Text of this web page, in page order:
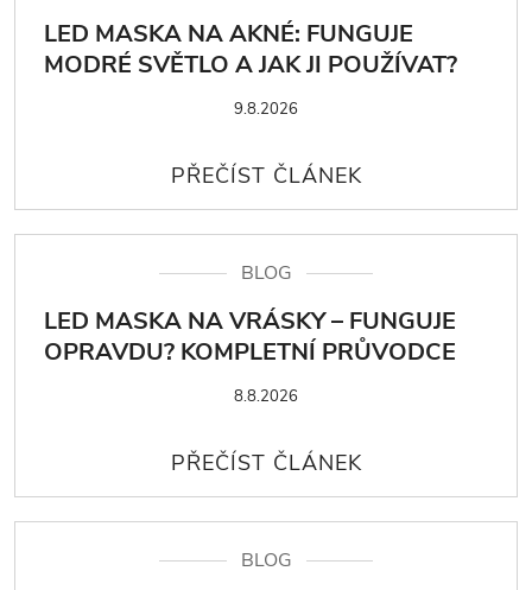
LED MASKA NA AKNÉ: FUNGUJE
MODRÉ SVĚTLO A JAK JI POUŽÍVAT?
9.8.2026
BLOG
LED MASKA NA VRÁSKY – FUNGUJE
OPRAVDU? KOMPLETNÍ PRŮVODCE
8.8.2026
BLOG